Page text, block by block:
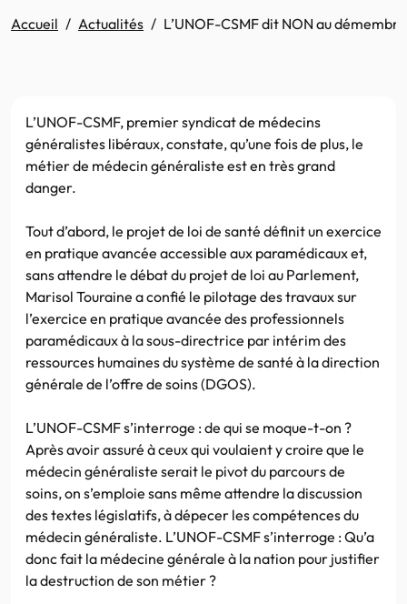
Accueil Actualités L’UNOF-CSMF dit NON au
L’UNOF-CSMF, premier syndicat de médecins
généralistes libéraux, constate, qu’une fois de plus, le
métier de médecin généraliste est en très grand
danger.
Tout d’abord, le projet de loi de santé définit un exercice
en pratique avancée accessible aux paramédicaux et,
sans attendre le débat du projet de loi au Parlement,
Marisol Touraine a confié le pilotage des travaux sur
l’exercice en pratique avancée des professionnels
paramédicaux à la sous-directrice par intérim des
ressources humaines du système de santé à la direction
générale de l’offre de soins (DGOS).
L’UNOF-CSMF s’interroge : de qui se moque-t-on ?
Après avoir assuré à ceux qui voulaient y croire que le
médecin généraliste serait le pivot du parcours de
soins, on s’emploie sans même attendre la discussion
des textes législatifs, à dépecer les compétences du
médecin généraliste. L’UNOF-CSMF s’interroge : Qu’a
donc fait la médecine générale à la nation pour justifier
la destruction de son métier ?